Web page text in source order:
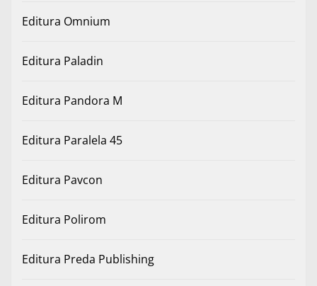
Editura Omnium
Editura Paladin
Editura Pandora M
Editura Paralela 45
Editura Pavcon
Editura Polirom
Editura Preda Publishing